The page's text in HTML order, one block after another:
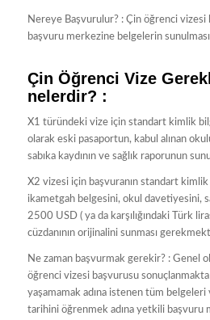
Nereye Başvurulur? : Çin öğrenci
başvuru merkezine belgelerin
Çin Öğrenci Vize
nelerdir? :
X1 türündeki vize için standart kimlik
olarak eski pasaportun, kabul alınan
sabıka kaydının ve sağlık raporunun
X2 vizesi için başvuranın standart
ikametgah belgesini, okul davetiyesini,
2500 USD ( ya da karşılığındaki Türk
cüzdanının orijinalini sunması
Ne zaman başvurmak gerekir? : Genel
öğrenci vizesi başvurusu
yaşamamak adına istenen tüm
tarihini öğrenmek adına yetkili başvuru